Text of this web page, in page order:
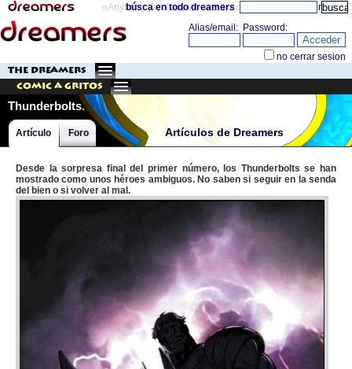
«Anything can happen and it probably will» directorio
búsca en todo dreamers
THE DREAMERS
Comic a Gritos
Thunderbolts.
Artículos de Dreamers
Artículo Foro
Desde la sorpresa final del primer número, los Thunderbolts se han
mostrado como unos héroes ambiguos. No saben si seguir en la senda
del bien o si volver al mal.